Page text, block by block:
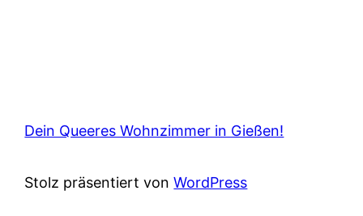
Dein Queeres Wohnzimmer in Gießen!
Stolz präsentiert vonWordPress